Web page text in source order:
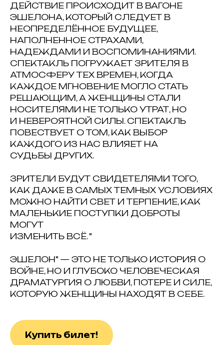
ДЕЙСТВИЕ ПРОИСХОДИТ В ВАГОНЕ
ЭШЕЛОНА, КОТОРЫЙ СЛЕДУЕТ В
НЕОПРЕДЕЛЁННОЕ БУДУЩЕЕ,
НАПОЛНЕННОЕ СТРАХАМИ,
НАДЕЖДАМИ И ВОСПОМИНАНИЯМИ.
СПЕКТАКЛЬ ПОГРУЖАЕТ ЗРИТЕЛЯ В
АТМОСФЕРУ ТЕХ ВРЕМЕН, КОГДА
КАЖДОЕ МГНОВЕНИЕ МОГЛО СТАТЬ
РЕШАЮЩИМ, А ЖЕНЩИНЫ СТАЛИ
НОСИТЕЛЯМИ НЕ ТОЛЬКО УТРАТ, НО
И НЕВЕРОЯТНОЙ СИЛЫ. СПЕКТАКЛЬ
ПОВЕСТВУЕТ О ТОМ, КАК ВЫБОР
КАЖДОГО ИЗ НАС ВЛИЯЕТ НА
СУДЬБЫ ДРУГИХ.
ЗРИТЕЛИ БУДУТ СВИДЕТЕЛЯМИ ТОГО,
КАК ДАЖЕ В САМЫХ ТЕМНЫХ УСЛОВИЯХ
МОЖНО НАЙТИ СВЕТ И ТЕРПЕНИЕ, КАК
МАЛЕНЬКИЕ ПОСТУПКИ ДОБРОТЫ
МОГУТ
ИЗМЕНИТЬ ВСЁ. "
ЭШЕЛОН" — ЭТО НЕ ТОЛЬКО ИСТОРИЯ О
ВОЙНЕ, НО И ГЛУБОКО ЧЕЛОВЕЧЕСКАЯ
ДРАМАТУРГИЯ О ЛЮБВИ, ПОТЕРЕ И СИЛЕ,
КОТОРУЮ ЖЕНЩИНЫ НАХОДЯТ В СЕБЕ.
Купить билет!